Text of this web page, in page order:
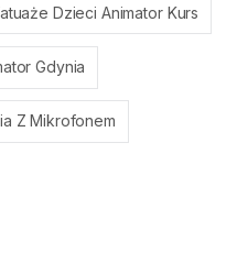
Dzieci Animator Kurs
Gdynia
Z Mikrofonem